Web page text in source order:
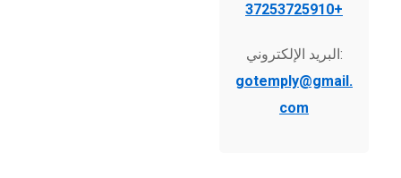
+37253725910
البريد الإلكتروني:
gotemply@gmail.
com